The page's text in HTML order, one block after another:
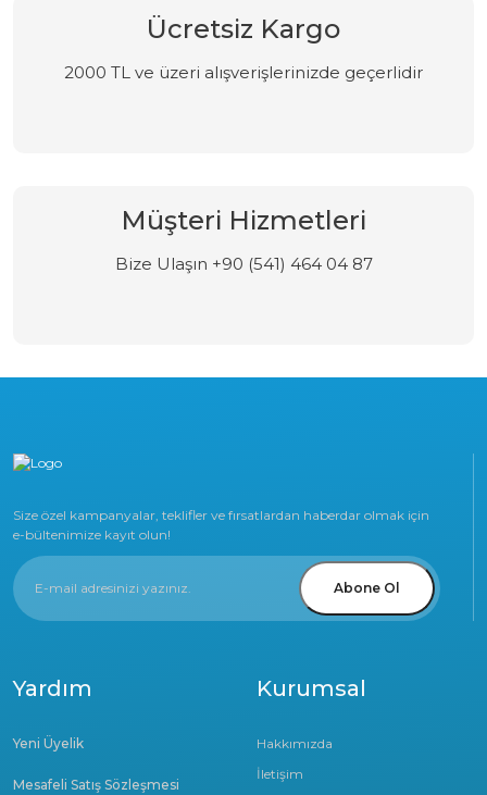
Ücretsiz Kargo
2000 TL ve üzeri alışverişlerinizde geçerlidir
Müşteri Hizmetleri
Bize Ulaşın +90 (541) 464 04 87
Size özel kampanyalar, teklifler ve fırsatlardan haberdar olmak için
e-bültenimize kayıt olun!
Abone Ol
Kurumsal
Hakkımızda
İletişim
Yardım
Yeni Üyelik
Mesafeli Satış Sözleşmesi